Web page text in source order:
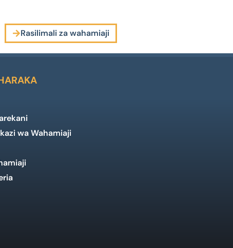
Rasilimali za wahamiaji
wa Wahamiaji